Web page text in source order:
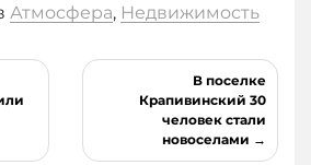
Атмосфера, Недвижимость
В поселке
Крапивинский 30
человек стали
новоселами